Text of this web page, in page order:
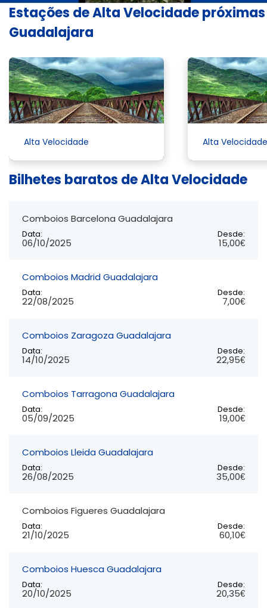
Estações de Alta Velocidade próximas
Guadalajara
Alta Velocidade Alta
Bilhetes baratos de Alta Velocidade
Comboios Barcelona Guadalajara
Data:
06/10/2025
Desde:
15,00€
Comboios Madrid Guadalajara
Data:
22/08/2025
Desde:
7,00€
Comboios Zaragoza Guadalajara
Data:
14/10/2025
Desde:
22,95€
Comboios Tarragona Guadalajara
Data:
05/09/2025
Desde:
19,00€
Comboios Lleida Guadalajara
Data:
26/08/2025
Desde:
35,00€
Comboios Figueres Guadalajara
Data:
21/10/2025
Desde:
60,10€
Comboios Huesca Guadalajara
Data:
20/10/2025
Desde:
20,35€